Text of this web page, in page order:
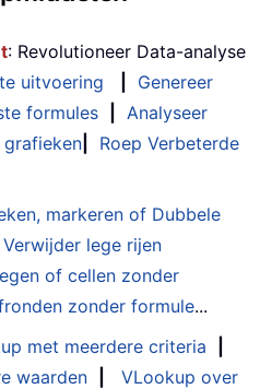
: Revolutioneer Data-analyse
uitvoering
Genereer
formules
Analyseer
grafieken
Roep Verbeterde
markeren of Dubbele
Verwijder lege rijen
of cellen zonder
zonder formule...
met meerdere criteria
waarden
VLookup over